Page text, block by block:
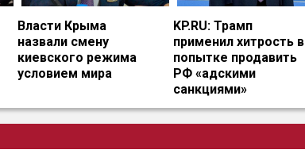
Власти Крыма
назвали смену
киевского режима
условием мира
KP.RU: Трамп
применил хитрость в
попытке продавить
РФ «адскими
санкциями»